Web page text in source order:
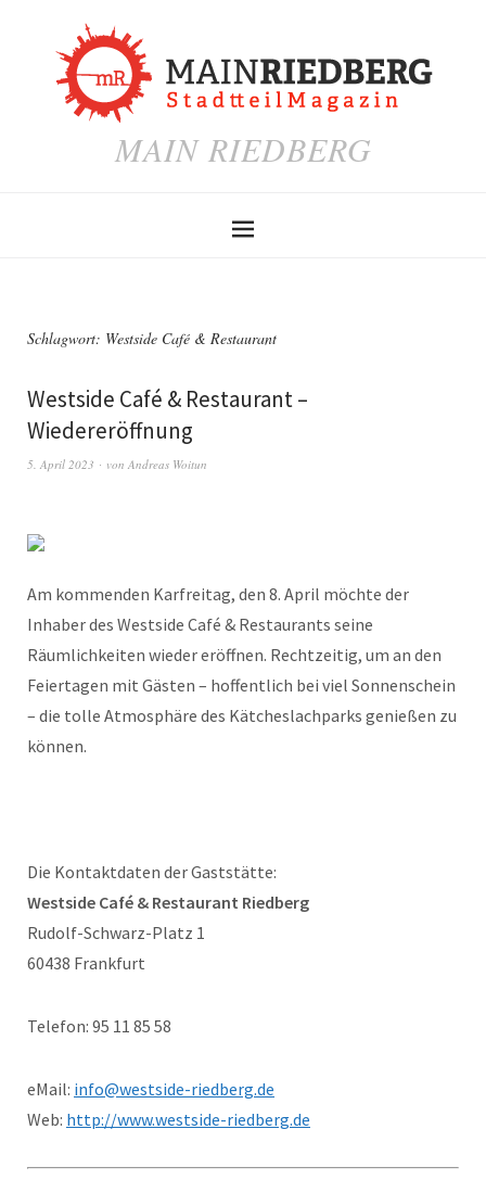
MAIN RIEDBERG
Schlagwort: Westside Café & Restaurant
Westside Café & Restaurant –
Wiedereröffnung
5. April 2023 von Andreas Woitun
Am kommenden Karfreitag, den 8. April möchte der
Inhaber des Westside Café & Restaurants seine
Räumlichkeiten wieder eröffnen. Rechtzeitig, um an den
Feiertagen mit Gästen – hoffentlich bei viel Sonnenschein
– die tolle Atmosphäre des Kätcheslachparks genießen zu
können.
Die Kontaktdaten der Gaststätte:
Westside Café & Restaurant Riedberg
Rudolf-Schwarz-Platz 1
60438 Frankfurt
Telefon: 95 11 85 58
eMail: info@westside-riedberg.de
Web: http://www.westside-riedberg.de